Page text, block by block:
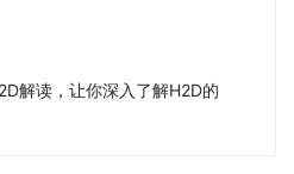
解读，让你深入了解H2D的